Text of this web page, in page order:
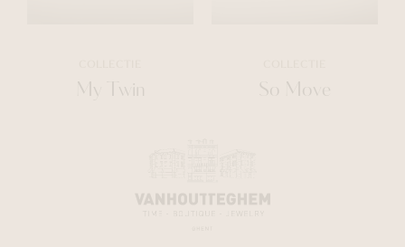
My Twin So Move